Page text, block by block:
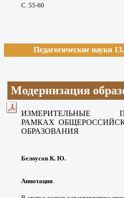
С. 55-60
Педагогические науки
Модернизация
ИЗМЕРИТЕЛЬНЫЕ
РАМКАХ
ОБРАЗОВАНИЯ
Белоусов К. Ю.
Аннотация.